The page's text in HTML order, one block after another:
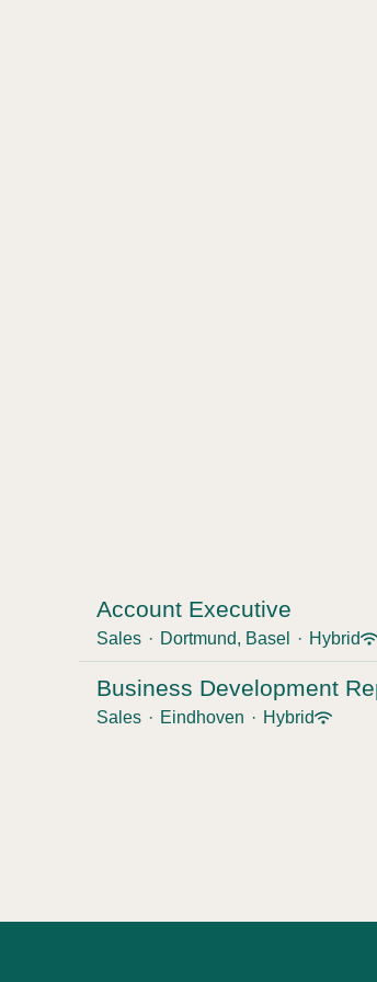
Account Executive
Sales · Dortmund, Basel · Hybrid
Business Development
Sales · Eindhoven · Hybrid